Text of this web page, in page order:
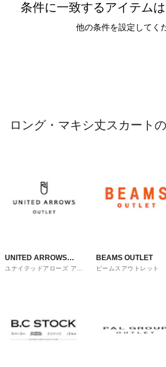
条件に一致するアイテム
他の条件を設定してく
ロング・マキシ丈スカート
UNITED ARROWS
OUTLET
ユナイテッドアローズ アウ
BEAMS OUTLET
ビームスアウトレット